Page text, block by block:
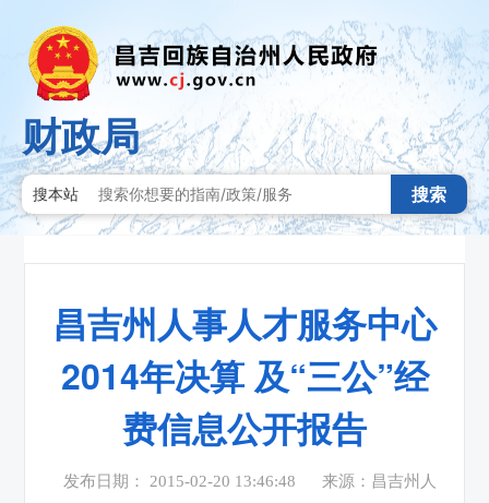
财政局
搜本站 搜索
昌吉州人事人才服务中心
2014年决算 及“三公”经
费信息公开报告
发布日期： 2015-02-20 13:46:48
来源：昌吉州人